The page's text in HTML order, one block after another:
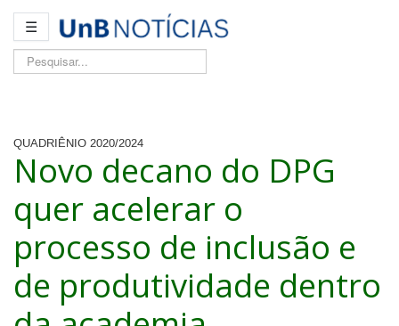
☰
Pesquisar...
QUADRIÊNIO 2020/2024
Novo decano do DPG
quer acelerar o
processo de inclusão e
de produtividade dentro